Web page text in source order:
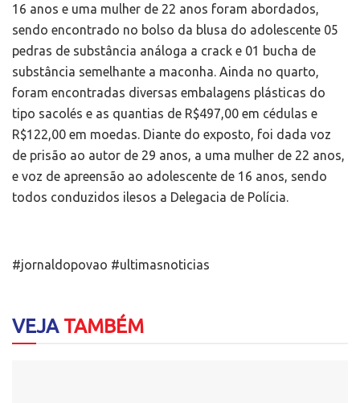
16 anos e uma mulher de 22 anos foram abordados,
sendo encontrado no bolso da blusa do adolescente 05
pedras de substância análoga a crack e 01 bucha de
substância semelhante a maconha. Ainda no quarto,
foram encontradas diversas embalagens plásticas do
tipo sacolés e as quantias de R$497,00 em cédulas e
R$122,00 em moedas. Diante do exposto, foi dada voz
de prisão ao autor de 29 anos, a uma mulher de 22 anos,
e voz de apreensão ao adolescente de 16 anos, sendo
todos conduzidos ilesos a Delegacia de Polícia.
#jornaldopovao #ultimasnoticias
VEJATAMBÉM